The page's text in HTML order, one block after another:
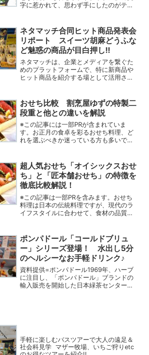
字に惹かれて、思わず手にしたのがテラ
140Kcal！店頭にはうすしお、コンソメ、
ゆずこしょうの３種類...
ネタマッチ合同ヒット商品発表会
リポート スイーツ胡麻どうふな
ど魅惑の商品が目白押し!!
ネタマッチは、企業とメディアを繋ぐた
めのプラットフォームで、特に新商品や
ヒット商品を紹介する場として活用され
キャッチできるというメリットがありま
す。そんなネタマッチの...
おせち比較 割烹屋ゆずの特製二
段重と他との違いを解説
※この記事には一部PRが含まれていま
す。お正月の食卓を彩るおせち料理、ど
れを選ぶべきか迷っている方も多いでし
本格的な味わいが特徴です。しかし、他
のおせちとどう違うのか気...
超人気おせち「オイシックスおせ
ち」と「匠本舗おせち」の特徴を
徹底比較解説！
※この記事は一部PRを含みます。おせち
料理は日本の伝統料理ですが、現代のラ
イフスタイルに合わせて、食材の品質や
ち」「匠本舗 料亭おせち」は、人気ラ
ンキングで1、2位を争...
ポンパドール「コールドブリュ
ー」シリーズ登場！ 水出し5分
のヘルシーなお手軽ドリンク♪
資料提供=ポンパドール1969年、ハーブ
に注目し、「ポンパドール」ブランドの
輸入販売を開始した日本緑茶センター。
手軽に楽しむバスツアーで大人の遠足＆
社会科見学 マザー牧場、いちご狩りetc